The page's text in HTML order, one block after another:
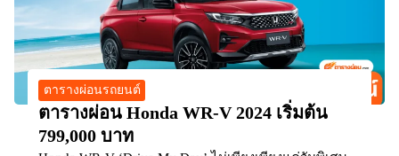
ตารางผ่อนรถยนต์
ตารางผ่อน Honda WR-V 2024 เริ่มต้น
799,000 บาท